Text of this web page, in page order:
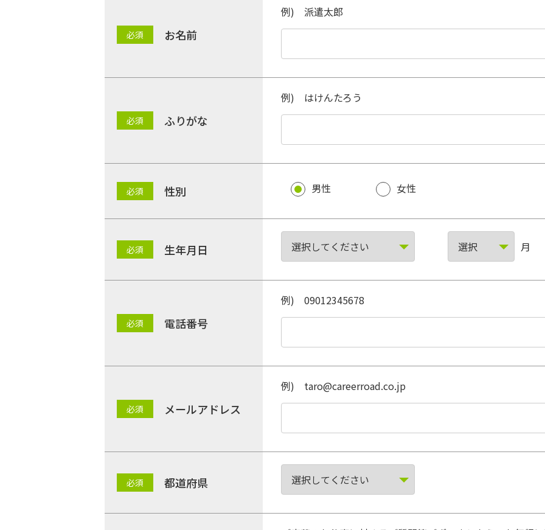
お名前
例) 派遣太郎
ふりがな
例) はけんたろう
性別 男性 女性
生年月日 月
電話番号
例) 09012345678
メールアドレス
例) taro@careerroad.co.jp
都道府県